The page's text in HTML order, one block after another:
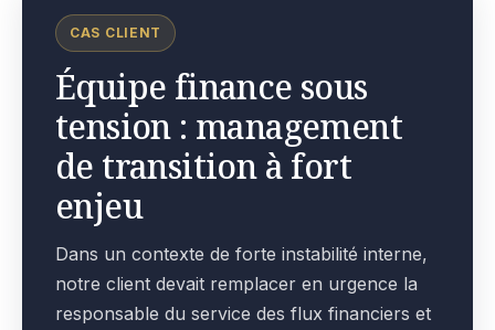
CAS CLIENT
Équipe finance sous
tension : management
de transition à fort
enjeu
Dans un contexte de forte instabilité interne,
notre client devait remplacer en urgence la
responsable du service des flux financiers et